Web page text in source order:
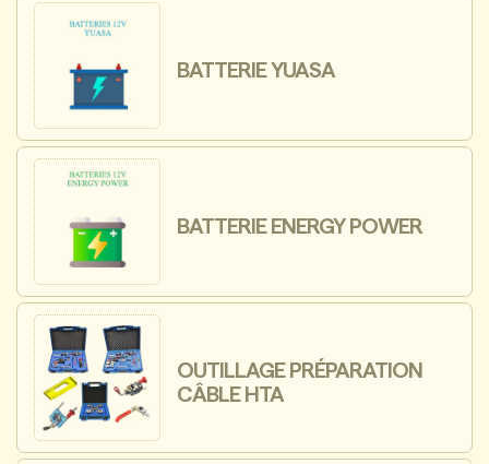
BATTERIE YUASA
BATTERIE ENERGY POWER
OUTILLAGE PRÉPARATION
CÂBLE HTA